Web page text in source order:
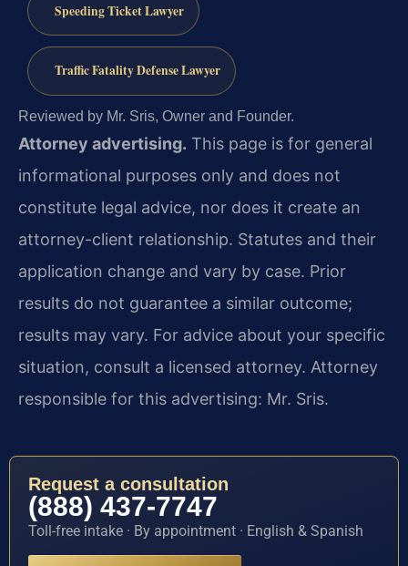
Speeding Ticket Lawyer
Traffic Fatality Defense Lawyer
Reviewed by Mr. Sris, Owner and Founder.
Attorney advertising. This page is for general
informational purposes only and does not
constitute legal advice, nor does it create an
attorney-client relationship. Statutes and their
application change and vary by case. Prior
results do not guarantee a similar outcome;
results may vary. For advice about your specific
situation, consult a licensed attorney. Attorney
responsible for this advertising: Mr. Sris.
Request a consultation
(888) 437-7747
Toll-free intake · By appointment · English & Spanish